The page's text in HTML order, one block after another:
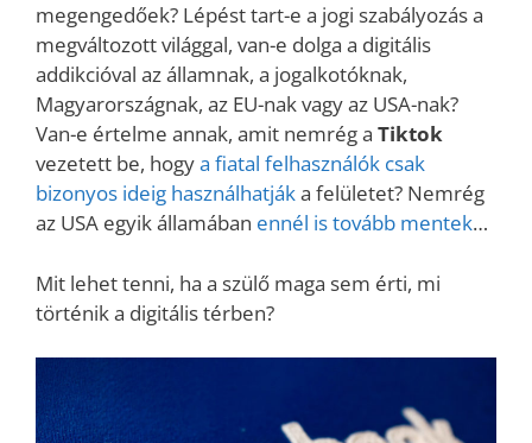
megengedőek? Lépést tart-e a jogi szabályozás a
megváltozott világgal, van-e dolga a digitális
addikcióval az államnak, a jogalkotóknak,
Magyarországnak, az EU-nak vagy az USA-nak?
Van-e értelme annak, amit nemrég a Tiktok
vezetett be, hogya fiatal felhasználók csak
bizonyos ideig használhatjáka felületet? Nemrég
az USA egyik államában ennél is tovább mentek…
Mit lehet tenni, ha a szülő maga sem érti, mi
történik a digitális térben?